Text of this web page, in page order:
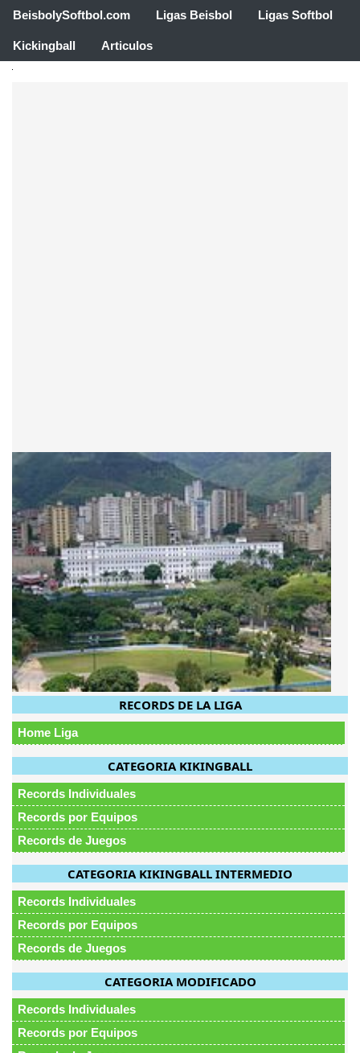
BeisbolySoftbol.com Ligas Beisbol Ligas Softbol
Kickingball Articulos
RECORDS DE LA LIGA
Home Liga
CATEGORIA KIKINGBALL
Records Individuales
Records por Equipos
Records de Juegos
CATEGORIA KIKINGBALL INTERMEDIO
Records Individuales
Records por Equipos
Records de Juegos
CATEGORIA MODIFICADO
Records Individuales
Records por Equipos